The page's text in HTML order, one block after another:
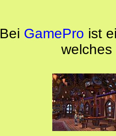
Bei GamePro ist